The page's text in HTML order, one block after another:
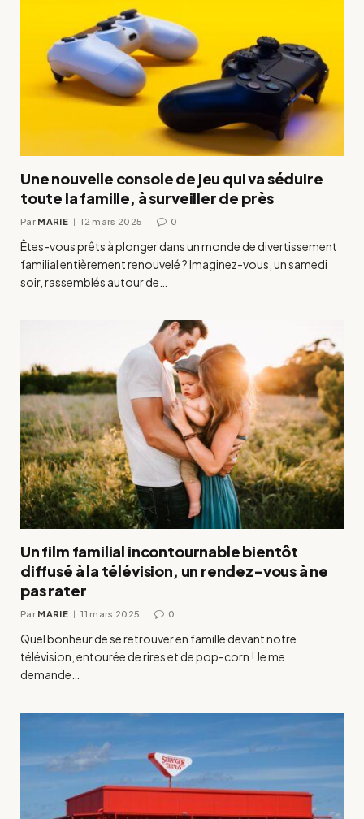
Une nouvelle console de jeu qui va séduire
toute la famille, à surveiller de près
Par MARIE 12 mars 2025 0
Êtes-vous prêts à plonger dans un monde de divertissement
familial entièrement renouvelé ? Imaginez-vous, un samedi
soir, rassemblés autour de…
Un film familial incontournable bientôt
diffusé à la télévision, un rendez-vous à ne
pas rater
Par MARIE 11 mars 2025 0
Quel bonheur de se retrouver en famille devant notre
télévision, entourée de rires et de pop-corn ! Je me
demande…